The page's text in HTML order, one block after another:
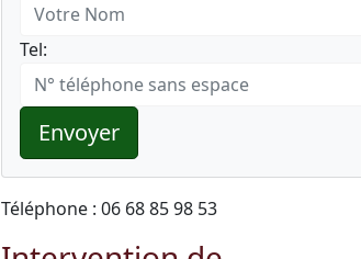
Tel:
Envoyer
Téléphone : 06 68 85 98 53